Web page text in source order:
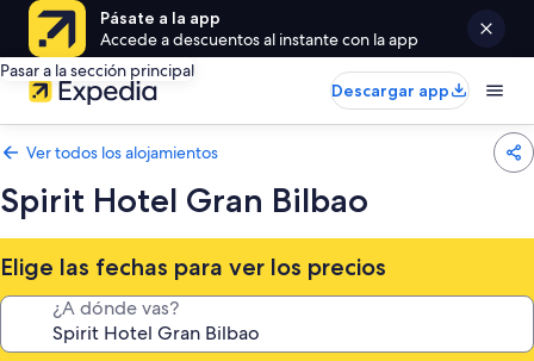
Pásate a la app
Accede a descuentos al instante con la app
Pasar a la sección principal
Descargar app
Ver todos los alojamientos
Spirit Hotel Gran Bilbao
Elige las fechas para ver los precios
¿A dónde vas?